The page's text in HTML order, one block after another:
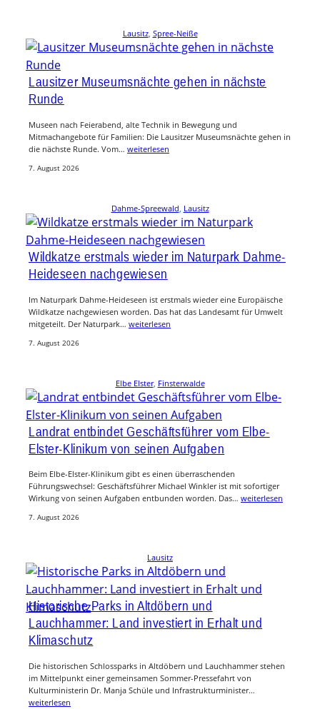
Lausitz, Spree-Neiße
Lausitzer Museumsnächte gehen in nächste
Runde
Museen nach Feierabend, alte Technik in Bewegung und
Mitmachangebote für Familien: Die Lausitzer Museumsnächte gehen in
die nächste Runde. Vom… weiterlesen
7. August 2026
Dahme-Spreewald, Lausitz
Wildkatze erstmals wieder im Naturpark Dahme-
Heideseen nachgewiesen
Im Naturpark Dahme-Heideseen ist erstmals wieder eine Europäische
Wildkatze nachgewiesen worden. Das hat das Landesamt für Umwelt
mitgeteilt. Der Naturpark… weiterlesen
7. August 2026
Elbe Elster, Finsterwalde
Landrat entbindet Geschäftsführer vom Elbe-
Elster-Klinikum von seinen Aufgaben
Beim Elbe-Elster-Klinikum gibt es einen überraschenden
Führungswechsel: Geschäftsführer Michael Winkler ist mit sofortiger
Wirkung von seinen Aufgaben entbunden worden. Das… weiterlesen
7. August 2026
Lausitz
Historische Parks in Altdöbern und
Lauchhammer: Land investiert in Erhalt und
Klimaschutz
Die historischen Schlossparks in Altdöbern und Lauchhammer stehen
im Mittelpunkt einer gemeinsamen Sommer-Pressefahrt von
Kulturministerin Dr. Manja Schüle und Infrastrukturminister…
weiterlesen